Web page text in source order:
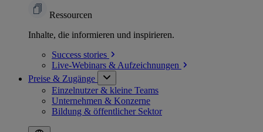
Ressourcen
Inhalte, die informieren und inspirieren.
Success stories
Live-Webinars & Aufzeichnungen
Preise & Zugänge
Einzelnutzer & kleine Teams
Unternehmen & Konzerne
Bildung & öffentlicher Sektor